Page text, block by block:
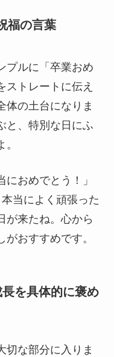
福の言葉
プルに「卒業おめ
ストレートに伝え
体の土台になりま
と、特別な日にふ
おめでとう！」
当によく頑張った
が来たね。心から
おすすめです。
を具体的に褒め
切な部分に入りま